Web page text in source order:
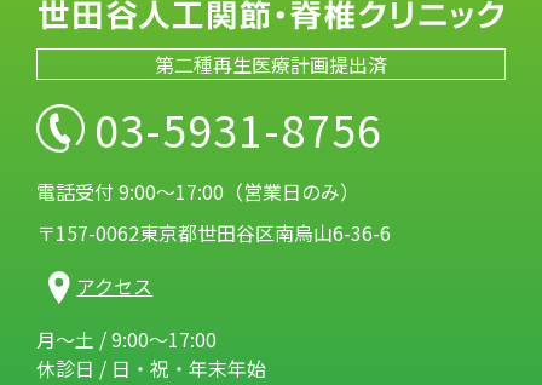
第二種再生医療計画提出済
03-5931-8756
電話受付 9:00～17:00（営業日のみ）
〒157-0062東京都世田谷区南烏山6-36-6
アクセス
月～土 / 9:00～17:00
休診日 / 日・祝・年末年始